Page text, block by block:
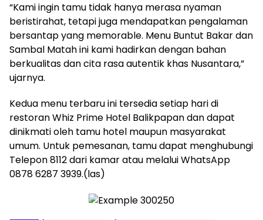
“Kami ingin tamu tidak hanya merasa nyaman
beristirahat, tetapi juga mendapatkan pengalaman
bersantap yang memorable. Menu Buntut Bakar dan
Sambal Matah ini kami hadirkan dengan bahan
berkualitas dan cita rasa autentik khas Nusantara,”
ujarnya.
Kedua menu terbaru ini tersedia setiap hari di
restoran Whiz Prime Hotel Balikpapan dan dapat
dinikmati oleh tamu hotel maupun masyarakat
umum. Untuk pemesanan, tamu dapat menghubungi
Telepon 8112 dari kamar atau melalui WhatsApp
0878 6287 3939.(las)